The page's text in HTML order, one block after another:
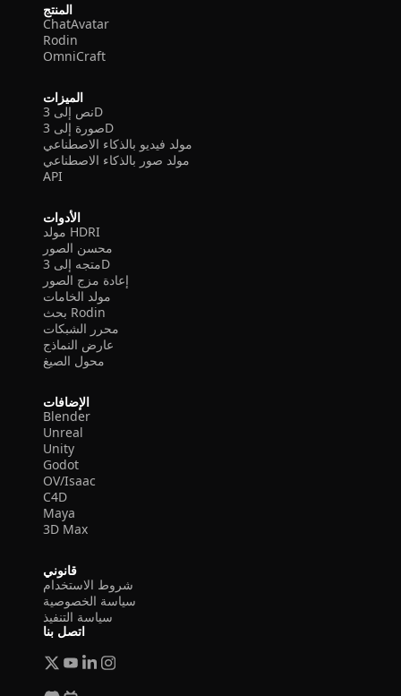
المنتج
ChatAvatar
Rodin
OmniCraft
الميزات
نص إلى 3D
صورة إلى 3D
مولد فيديو بالذكاء الاصطناعي
مولد صور بالذكاء الاصطناعي
API
الأدوات
مولد HDRI
محسن الصور
متجه إلى 3D
إعادة مزج الصور
مولد الخامات
بحث Rodin
محرر الشبكات
عارض النماذج
محول الصيغ
الإضافات
Blender
Unreal
Unity
Godot
OV/Isaac
C4D
Maya
3D Max
قانوني
شروط الاستخدام
سياسة الخصوصية
سياسة التنفيذ
اتصل بنا